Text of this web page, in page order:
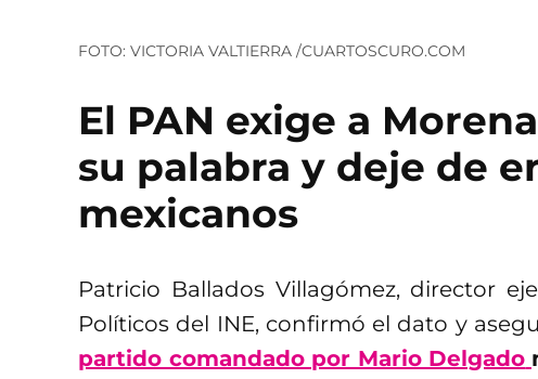
FOTO: VICTORIA VALTIERRA /CUARTOSCURO.COM
El PAN exige a
su palabra y deje de
mexicanos
Patricio Ballados Villagómez, director
Políticos del INE, confirmó el dato y
partido comandado por Mario Delgado